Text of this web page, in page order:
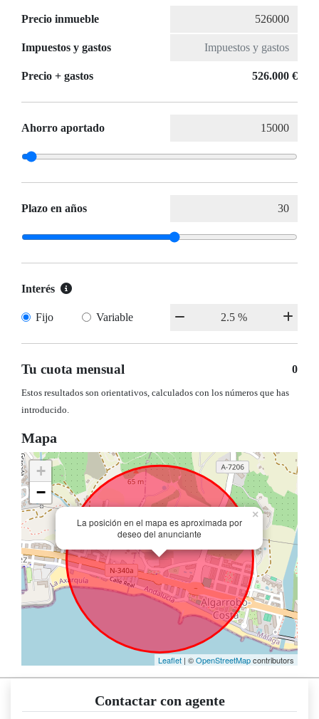
Precio inmueble
Impuestos y gastos
Precio + gastos 526.000 €
Ahorro aportado
Plazo en años
Interés
Fijo Variable
Tu cuota mensual 0
Estos resultados son orientativos, calculados con los números que has
introducido.
Mapa
La posición en el mapa es aproximada por
deseo del anunciante
×
+
−
Leaflet | ©OpenStreetMapcontributors
Contactar con agente